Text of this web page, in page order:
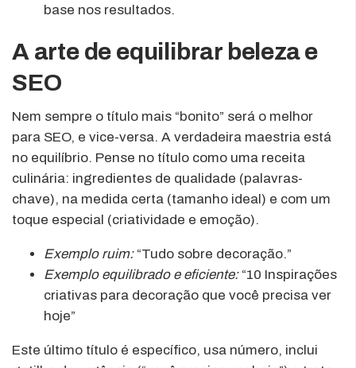
base nos resultados.
A arte de equilibrar beleza e
SEO
Nem sempre o título mais “bonito” será o melhor
para SEO, e vice-versa. A verdadeira maestria está
no equilíbrio. Pense no título como uma receita
culinária: ingredientes de qualidade (palavras-
chave), na medida certa (tamanho ideal) e com um
toque especial (criatividade e emoção).
Exemplo ruim:“Tudo sobre decoração.”
Exemplo equilibrado e eficiente:“10 Inspirações
criativas para decoração que você precisa ver
hoje”
Este último título é específico, usa número, inclui